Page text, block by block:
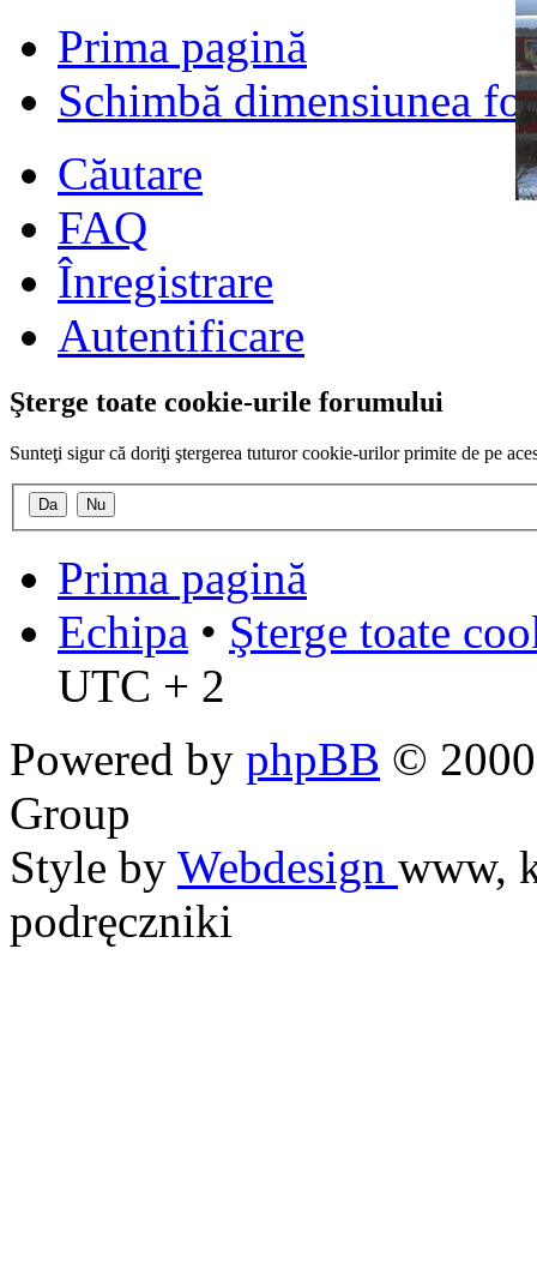
Prima pagină
Schimbă dimensiunea
Căutare
FAQ
Înregistrare
Autentificare
Şterge toate cookie-urile forumului
Sunteţi sigur că doriţi ştergerea tuturor cookie-urilor primite de pe
Prima pagină
Echipa • Şterge toate
UTC + 2
Powered by phpBB ©
Group
Style by Webdesign www,
podręczniki